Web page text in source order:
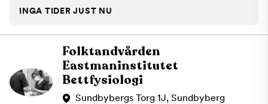
INGA TIDER JUST NU
Folktandvården
Eastmaninstitutet
Bettfysiologi
Sundbybergs Torg 1J, Sundbyberg